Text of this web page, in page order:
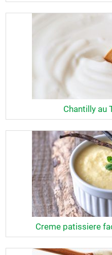
Chantilly au
Creme patissiere